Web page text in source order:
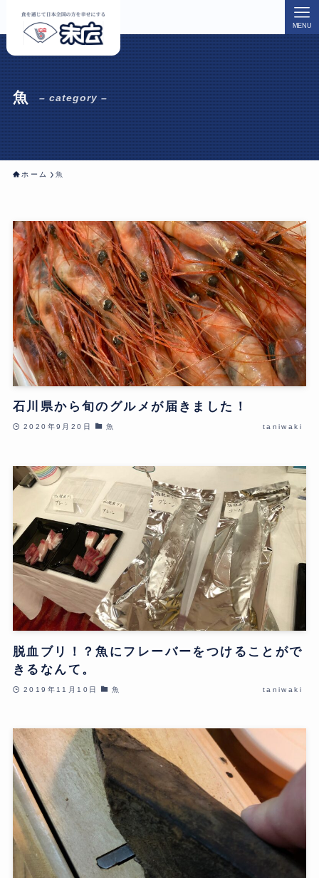
MENU
魚 – category –
ホーム 魚
石川県から旬のグルメが届きました！
2020年9月20日 魚 taniwaki
脱血ブリ！？魚にフレーバーをつけることがで
きるなんて。
2019年11月10日 魚 taniwaki